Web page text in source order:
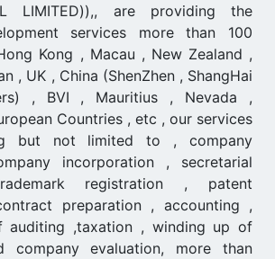
LIMITED)),, are providing the
services more than 100
Kong , Macau , New Zealand ,
, UK , China (ShenZhen , ShangHai
, BVI , Mauritius , Nevada ,
Countries , etc , our services
but not limited to , company
incorporation , secretarial
registration , patent
preparation , accounting ,
auditing ,taxation , winding up of
company evaluation, more than